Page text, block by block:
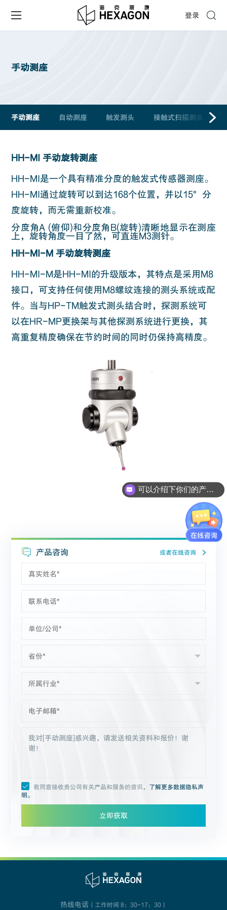
登录
手动测座
手动测座 自动测座 触发测头 接触式扫描测头
HH-MI 手动旋转测座
HH-MI 是一个具有精准分度的触发式传感器测座。
HH-MI通过旋转可以到达168个位置，并以15°分
度旋转，而无需重新校准。
分度角A (俯仰)和分度角B(旋转)清晰地显示在测座
上，旋转角度一目了然，可直连M3测针。
HH-MI-M 手动旋转测座
HH-MI-M是HH-MI的升级版本，其特点是采用M8
接口，可支持任何使用M8螺纹连接的测头系统或配
件。当与HP-TM触发式测头结合时，探测系统可
以在HR-MP更换架与其他探测系统进行更换，其
高重复精度确保在节约时间的同时仍保持高精度。
产品咨询 或者在线咨询
我同意接收贵公司有关产品和服务的资讯， 了解更多数据隐私声
明。
立即获取
热线电话 （工作时间 8：30-17：30）
可以介绍下你们的产品么？